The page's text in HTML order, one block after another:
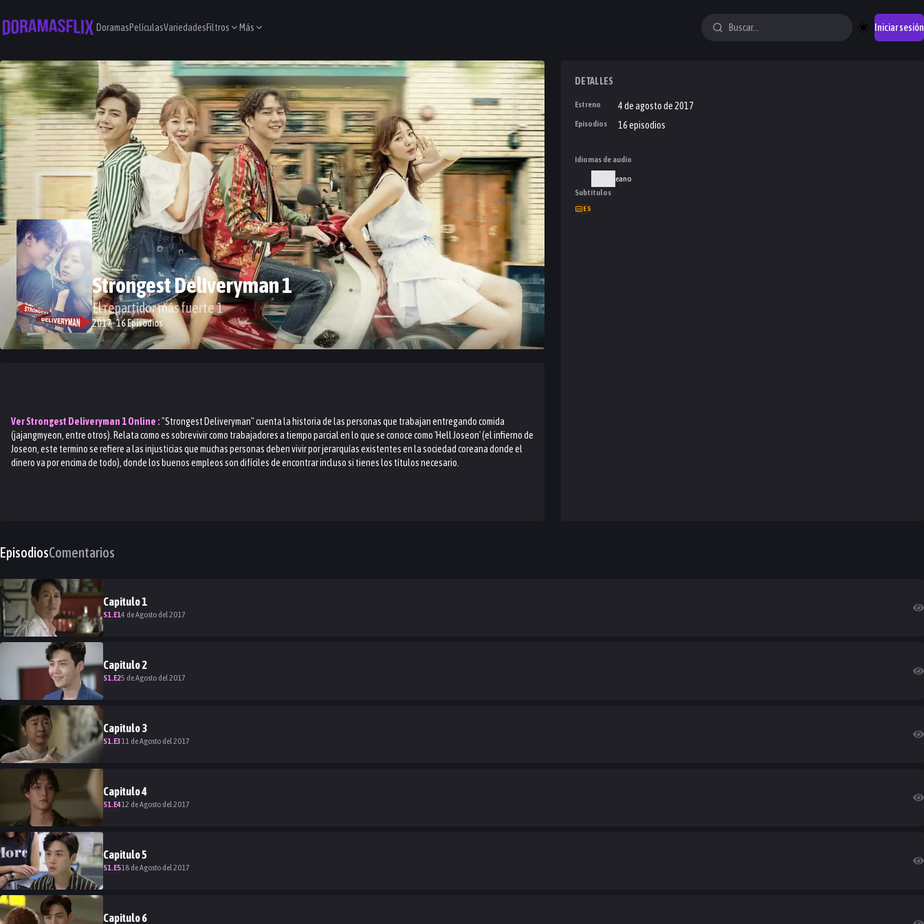
DoramasPelículasVariedadesFiltros Más Iniciar sesión
Strongest Deliveryman 1
El repartidor más fuerte 1
2017 · 16 Episodios
VerStrongest Deliveryman 1Online :"Strongest Deliveryman" cuenta la historia de las personas que trabajan entregando comida
(jajangmyeon, entre otros). Relata como es sobrevivir como trabajadores a tiempo parcial en lo que se conoce como 'Hell Joseon' (el infierno de
Joseon, este termino se refiere a las injusticias que muchas personas deben vivir por jerarquías existentes en la sociedad coreana donde el
dinero va por encima de todo), donde los buenos empleos son difíciles de encontrar incluso si tienes los títulos necesario.
DETALLES
Estreno 4 de agosto de 2017
Episodios 16 episodios
Idiomas de audio
Coreano
Subtítulos
ES
EpisodiosComentarios
Capitulo1
S1.E14 de Agosto del 2017
Capitulo2
S1.E25 de Agosto del 2017
Capitulo3
S1.E311 de Agosto del 2017
Capitulo4
S1.E412 de Agosto del 2017
Capitulo5
S1.E518 de Agosto del 2017
Capitulo6